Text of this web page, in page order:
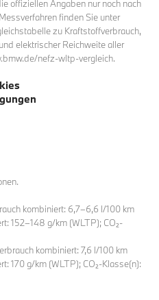
offiziellen Angaben nur noch nach
finden Sie unter
zu Kraftstoffverbrauch,
elektrischer Reichweite aller
nefz-wltp-vergleich.
kombiniert: 6,7–6,6 l/100 km
152–148 g/km (WLTP); CO₂-
kombiniert: 7,6 l/100 km
170 g/km (WLTP); CO₂-Klasse(n):